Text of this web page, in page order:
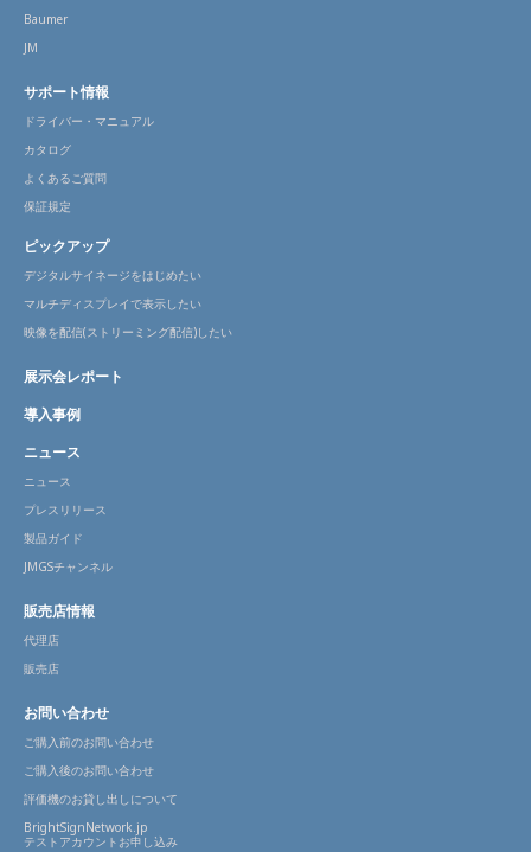
Baumer
JM
サポート情報
ドライバー・マニュアル
カタログ
よくあるご質問
保証規定
ピックアップ
デジタルサイネージをはじめたい
マルチディスプレイで表示したい
映像を配信(ストリーミング配信)したい
展示会レポート
導入事例
ニュース
ニュース
プレスリリース
製品ガイド
JMGSチャンネル
販売店情報
代理店
販売店
お問い合わせ
ご購入前のお問い合わせ
ご購入後のお問い合わせ
評価機のお貸し出しについて
BrightSignNetwork.jp
テストアカウントお申し込み